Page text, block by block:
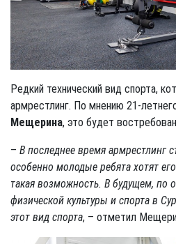
Редкий технический вид спорта,
армрестлинг. По мнению 21-
Мещерина, это будет
– В последнее время армрестлинг
особенно молодые ребята хотят
такая возможность. В будущем, по
физической культуры и спорта в
этот вид спорта, – отметил